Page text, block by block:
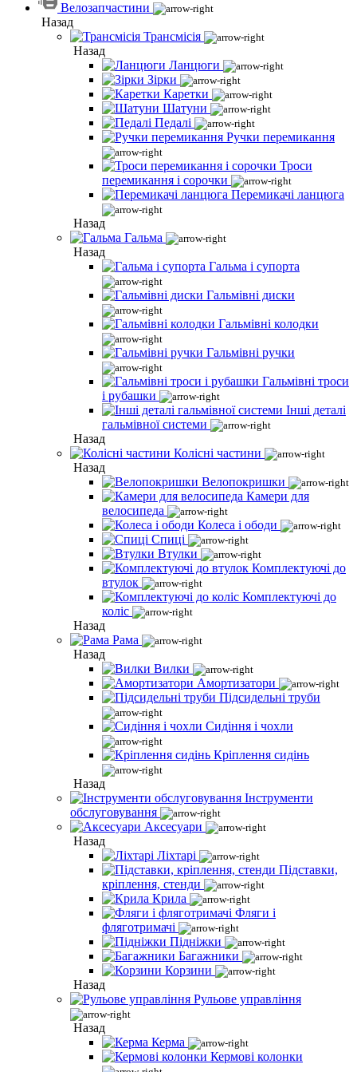
Велозапчастини
Назад
Трансмісія
Назад
Ланцюги
Зірки
Каретки
Шатуни
Педалі
Ручки перемикання
Троси
перемикання і сорочки
Перемикачі ланцюга
Назад
Гальма
Назад
Гальма і супорта
Гальмівні диски
Гальмівні колодки
Гальмівні ручки
Гальмівні троси
і рубашки
Інші деталі
гальмівної системи
Назад
Колісні частини
Назад
Велопокришки
Камери для
велосипеда
Колеса і ободи
Спиці
Втулки
Комплектуючі до
втулок
Комплектуючі до
коліс
Назад
Рама
Назад
Вилки
Амортизатори
Підсидельні труби
Сидіння і чохли
Кріплення сидінь
Назад
Інструменти
обслуговування
Аксесуари
Назад
Ліхтарі
Підставки,
кріплення, стенди
Крила
Фляги і
фляготримачі
Підніжки
Багажники
Корзини
Назад
Рульове управління
Назад
Керма
Кермові колонки